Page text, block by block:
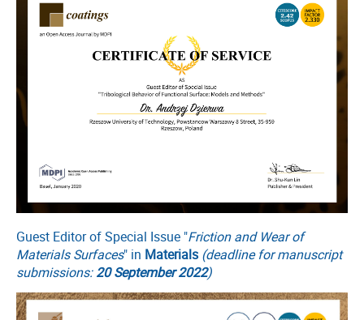
Guest Editor of Special Issue "Friction and Wear of
Materials Surfaces" in Materials (deadline for manuscript
submissions:20 September 2022)